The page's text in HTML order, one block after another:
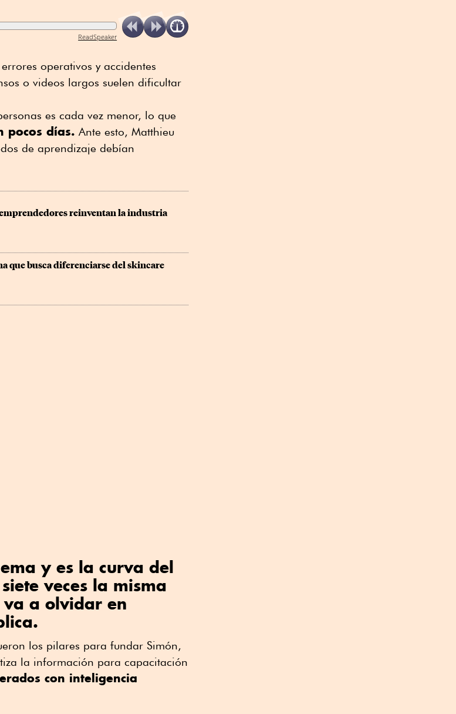
ReadSpeaker
operativos y accidentes
o videos largos suelen dificultar
es cada vez menor, lo que
pocos días. Ante esto, Matthieu
de aprendizaje debían
reinventan la industria
que busca diferenciarse del skincare
y es la curva del
veces la misma
va a olvidar en
los pilares para fundar Simón,
la información para capacitación
con inteligencia